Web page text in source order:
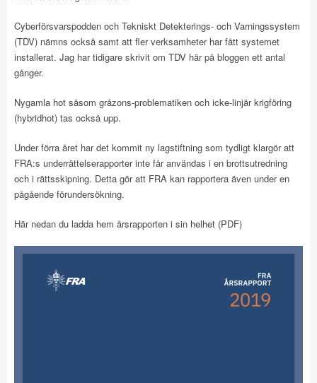
Cyberförsvarspodden och Tekniskt Detekterings- och Varningssystem
(TDV) nämns också samt att fler verksamheter har fått systemet
installerat. Jag har tidigare skrivit om TDV här på bloggen ett antal
gånger.
Nygamla hot såsom gråzons-problematiken och icke-linjär krigföring
(hybridhot) tas också upp.
Under förra året har det kommit ny lagstiftning som tydligt klargör att
FRA:s underrättelserapporter inte får användas i en brottsutredning
och i rättsskipning. Detta gör att FRA kan rapportera även under en
pågående förundersökning.
Här nedan du ladda hem årsrapporten i sin helhet (PDF)